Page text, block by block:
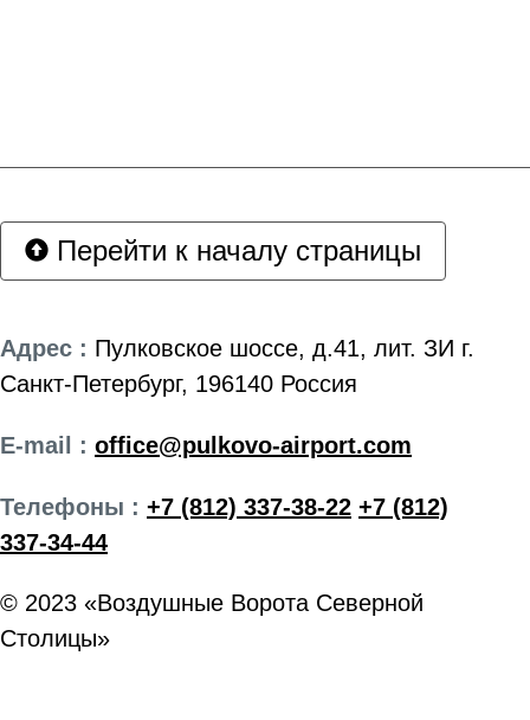
Перейти к началу страницы
Адрес : Пулковское шоссе, д.41, лит. ЗИ г.
Санкт-Петербург, 196140 Россия
E-mail : office@pulkovo-airport.com
Телефоны : +7 (812) 337-38-22 +7 (812)
337-34-44
© 2023 «Воздушные Ворота Северной
Столицы»